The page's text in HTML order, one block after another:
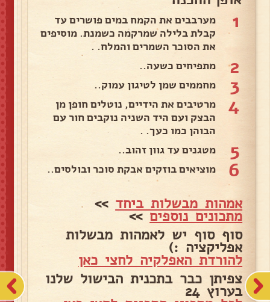
1
מערבבים את הקמח במים פושרים עד
קבלת בלילה שמרקמה כשמנת. מוסיפים
את הסוכר השמרים והמלח. .
2 מתפיחים כשעה..
3 מחממים שמן לטיגון עמוק..
4
מרטיבים את הידיים, נוטלים חופן מן
הבצק ועם היד השניה נוקבים חור עם
הבוהן כמו כעך. .
5 מטגנים עד גוון זהוב..
6 מוציאים בוזקים אבקת סוכר ובולסים..
אמהות מבשלות ביחד >>
מתכונים נוספים>>
סוף סוף יש לאמהות מבשלות
אפליקציה :)
להורדת האפלקיה לחצי כאן
צפיתן כבר בתכנית הבישול שלנו
בערוץ 24